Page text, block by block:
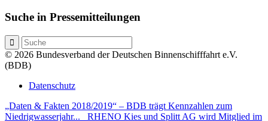
Suche in Pressemitteilungen
© 2026 Bundesverband der Deutschen Binnenschifffahrt e.V.
(BDB)
Datenschutz
„Daten & Fakten 2018/2019“ – BDB trägt Kennzahlen zum
Niedrigwasserjahr...
RHENO Kies und Splitt AG wird Mitglied im